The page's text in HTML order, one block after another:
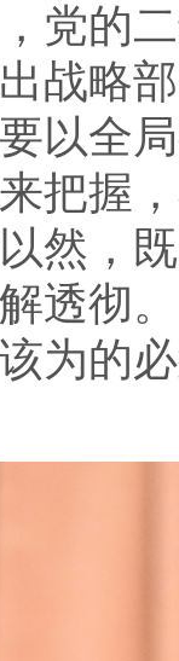
的二
战略
以全
把握
然，
透彻
为的